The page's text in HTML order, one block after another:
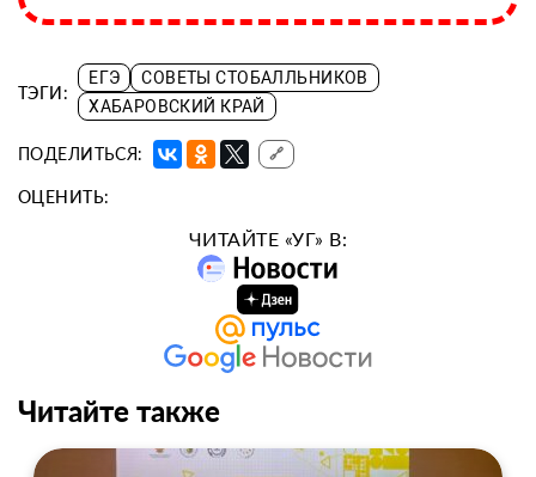
ТЭГИ:
ЕГЭ
СОВЕТЫ СТОБАЛЛЬНИКОВ
ХАБАРОВСКИЙ КРАЙ
ПОДЕЛИТЬСЯ: 🔗
ОЦЕНИТЬ:
ЧИТАЙТЕ «УГ» В:
Читайте также